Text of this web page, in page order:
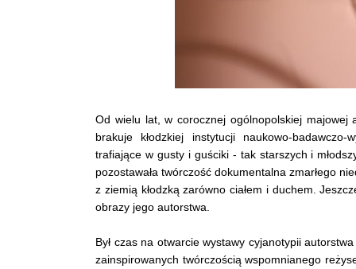
Od wielu lat, w corocznej ogólnopolskiej majowej
brakuje kłodzkiej instytucji naukowo-
trafiające w gusty i guściki - tak starszych i
pozostawała twórczość dokumentalna zmarłego
z ziemią kłodzką zarówno ciałem i duchem.
obrazy jego autorstwa.
Był czas na otwarcie wystawy cyjanotypii
zainspirowanych twórczością wspomnianego